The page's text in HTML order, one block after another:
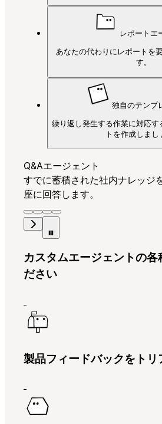
レポートエ
あなたの代わりにレポートを
す。
独自のテンプ
繰り返し発生する作業に対応す
トを作成しまし
Q&Aエージェント
すでに蓄積された社内ナレッジ
座に回答します。
カスタムエージェントの各
ださい
製品フィードバックをトリ